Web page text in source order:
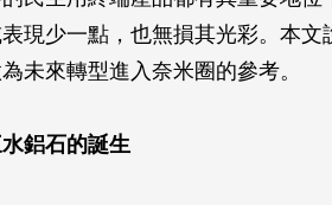
現少一點，也無損其光彩。本
未來轉型進入奈米圈的參考。
鋁石的誕生